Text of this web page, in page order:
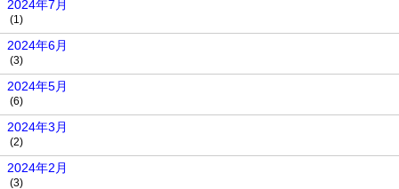
2024年7月
(1)
2024年6月
(3)
2024年5月
(6)
2024年3月
(2)
2024年2月
(3)